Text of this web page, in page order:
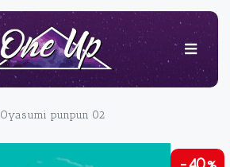
Oyasumi punpun 02